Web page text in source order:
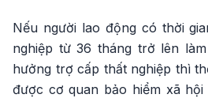
Nếu người lao động có thời
nghiệp từ 36 tháng trở lên
hưởng trợ cấp thất nghiệp thì
được cơ quan bảo hiểm xã